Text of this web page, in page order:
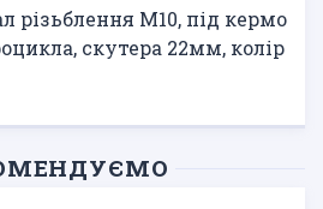
різьблення M10, під кермо
скутера 22мм, колір